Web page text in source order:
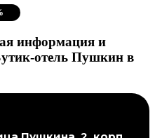
информация и
отель Пушкин в